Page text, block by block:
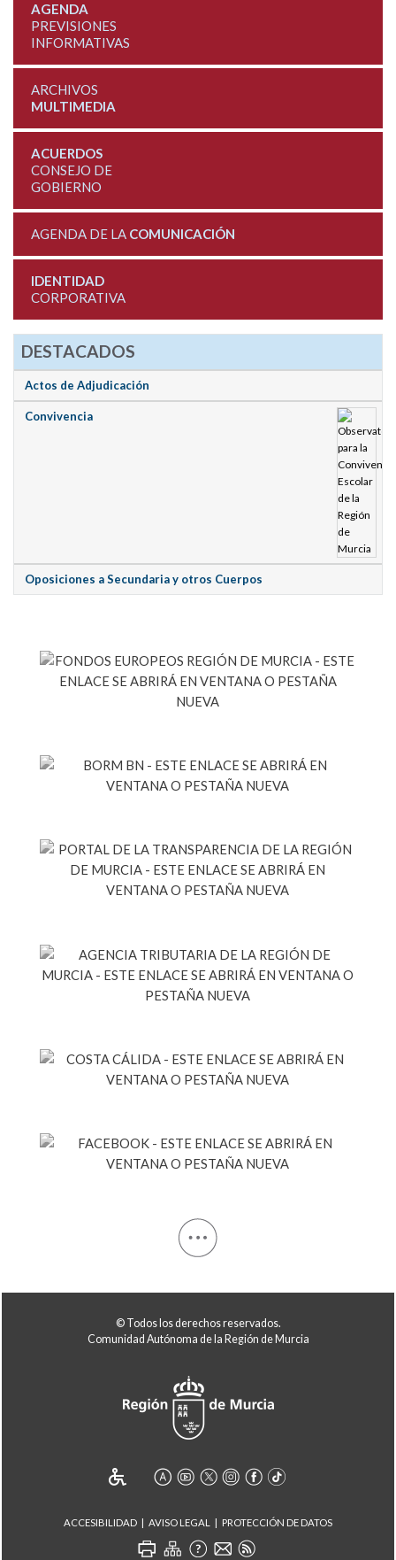
AGENDA
PREVISIONES
INFORMATIVAS
ARCHIVOS
MULTIMEDIA
ACUERDOS
CONSEJO DE
GOBIERNO
AGENDA DE LA COMUNICACIÓN
IDENTIDAD
CORPORATIVA
DESTACADOS
Actos de Adjudicación
Convivencia
Oposiciones a Secundaria y otros Cuerpos
© Todos los derechos reservados.
Comunidad Autónoma de la Región de Murcia
ACCESIBILIDAD AVISO LEGAL PROTECCIÓN DE DATOS